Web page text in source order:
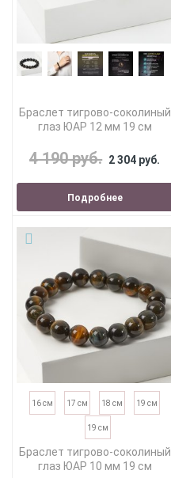
Браслет тигрово-соколиный
глаз ЮАР 12 мм 19 см
4 190 руб. 2 304 руб.
Подробнее
16 см 17 см 18 см 19 см
19 см
Браслет тигрово-соколиный
глаз ЮАР 10 мм 19 см